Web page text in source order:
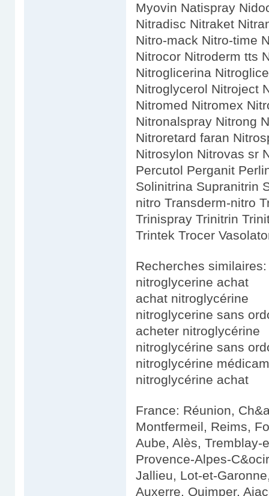
Myovin Natispray
Nitradisc Nitraket
Nitro-mack Nitro-time
Nitrocor Nitroderm tts
Nitroglicerina
Nitroglycerol Nitroject
Nitromed Nitromex
Nitronalspray Nitrong
Nitroretard faran
Nitrosylon Nitrovas sr
Percutol Perganit
Solinitrina Supranitrin
nitro Transderm-nitro
Trinispray Trinitrin
Trintek Trocer
Recherches similaires:
nitroglycerine achat
achat nitroglycérine
nitroglycerine sans
acheter nitroglycérine
nitroglycérine sans
nitroglycérine
nitroglycérine achat
France: Réunion,
Montfermeil, Reims,
Aube, Alès, Tremblay-
Provence-Alpes-
Jallieu, Lot-et-
Auxerre, Quimper,